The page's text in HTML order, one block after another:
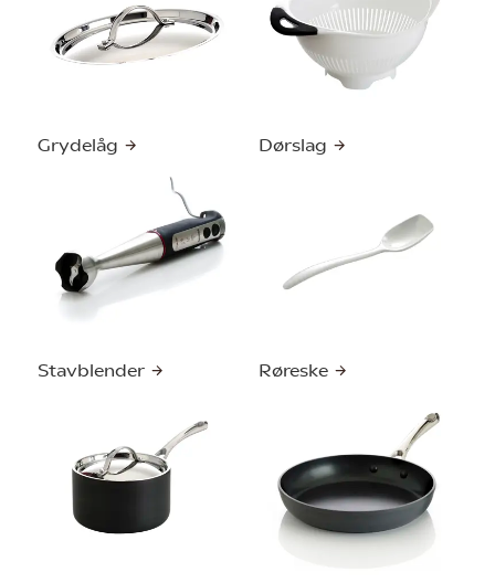
Grydelåg Dørslag
Stavblender Røreske